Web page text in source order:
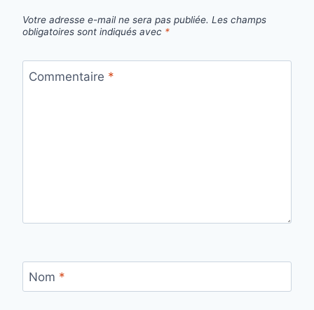
Votre adresse e-mail ne sera pas publiée. Les champs
obligatoires sont indiqués avec *
Commentaire *
Nom *